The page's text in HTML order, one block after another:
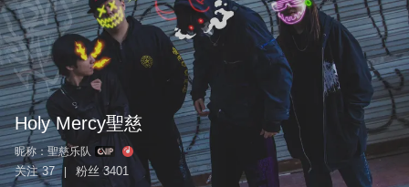
Holy Mercy聖慈
昵称： 聖慈乐队
关注 37 粉丝 3401